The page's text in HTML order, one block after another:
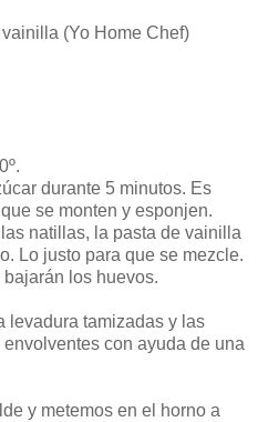
(Yo Home Chef)
durante 5 minutos. Es
se monten y esponjen.
natillas, la pasta de vainilla
Lo justo para que se mezcle.
los huevos.
levadura tamizadas y las
con ayuda de una
y metemos en el horno a